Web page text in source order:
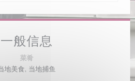
一般信息
菜肴
地美食, 当地捕鱼